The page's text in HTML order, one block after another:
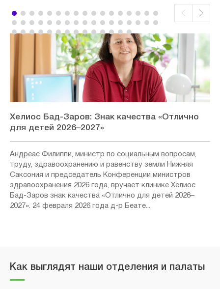
Хелиос Бад-Заров: Знак качества «Отлично
для детей 2026–2027»
Андреас Филиппи, министр по социальным вопросам,
труду, здравоохранению и равенству земли Нижняя
Саксония и председатель Конференции министров
здравоохранения 2026 года, вручает клинике Хелиос
Бад-Заров знак качества «Отлично для детей 2026–
2027». 24 февраля 2026 года д-р Беате...
Как выглядят наши отделения и палаты